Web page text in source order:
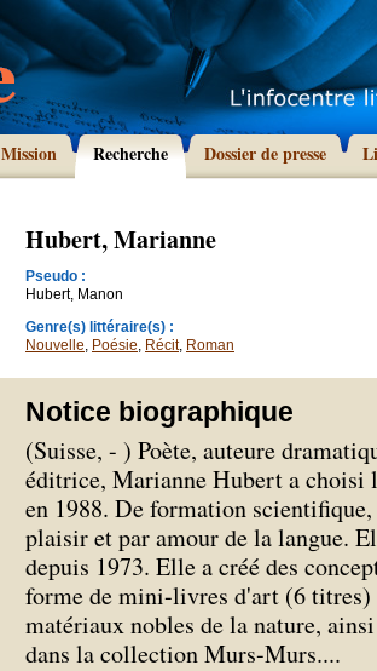
Mission Recherche Dossier de presse
Hubert, Marianne
Pseudo :
Hubert, Manon
Genre(s) littéraire(s) :
Nouvelle, Poésie, Récit, Roman
Notice biographique
(Suisse, - ) Poète, auteure
éditrice, Marianne Hubert a choisi
en 1988. De formation
plaisir et par amour de la langue.
depuis 1973. Elle a créé des
forme de mini-livres d'art (6 titres)
matériaux nobles de la nature,
dans la collection Murs-Murs....